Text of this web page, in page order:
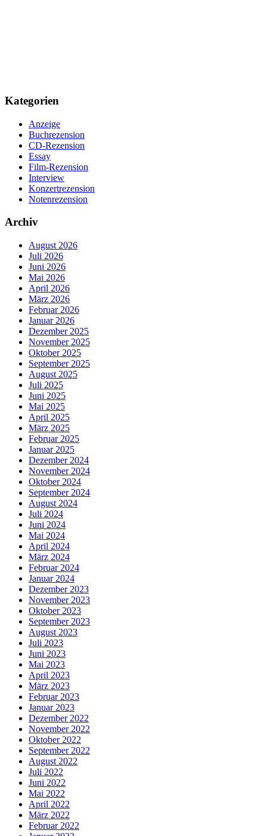
Kategorien
Anzeige
Buchrezension
CD-Rezension
Essay
Film-Rezension
Interview
Konzertrezension
Notenrezension
Archiv
August 2026
Juli 2026
Juni 2026
Mai 2026
April 2026
März 2026
Februar 2026
Januar 2026
Dezember 2025
November 2025
Oktober 2025
September 2025
August 2025
Juli 2025
Juni 2025
Mai 2025
April 2025
März 2025
Februar 2025
Januar 2025
Dezember 2024
November 2024
Oktober 2024
September 2024
August 2024
Juli 2024
Juni 2024
Mai 2024
April 2024
März 2024
Februar 2024
Januar 2024
Dezember 2023
November 2023
Oktober 2023
September 2023
August 2023
Juli 2023
Juni 2023
Mai 2023
April 2023
März 2023
Februar 2023
Januar 2023
Dezember 2022
November 2022
Oktober 2022
September 2022
August 2022
Juli 2022
Juni 2022
Mai 2022
April 2022
März 2022
Februar 2022